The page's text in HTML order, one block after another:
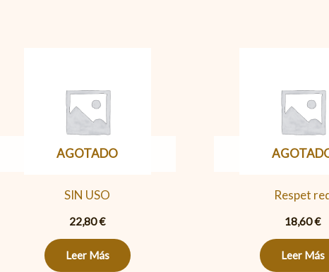
AGOTADO
SIN USO
22,80€
Leer Más
Respet
18,60€
Leer Más